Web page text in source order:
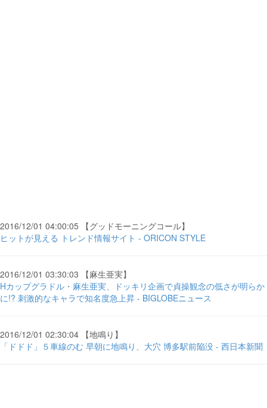
2016/12/01 04:00:05 【グッドモーニングコール】
ヒットが見える トレンド情報サイト - ORICON STYLE
2016/12/01 03:30:03 【麻生亜実】
Hカップグラドル・麻生亜実、ドッキリ企画で貞操観念の低さが明らか
に!? 刺激的なキャラで知名度急上昇 - BIGLOBEニュース
2016/12/01 02:30:04 【地鳴り】
「ドドド」５車線のむ 早朝に地鳴り、大穴 博多駅前陥没 - 西日本新聞